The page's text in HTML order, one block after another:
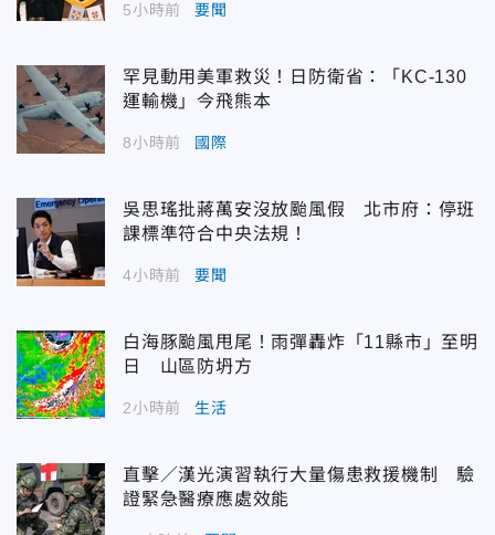
5小時前 要聞
罕見動用美軍救災！日防衛省：「KC-130
運輸機」今飛熊本
8小時前 國際
吳思瑤批蔣萬安沒放颱風假 北市府：停班
課標準符合中央法規！
4小時前 要聞
白海豚颱風甩尾！雨彈轟炸「11縣市」至明
日 山區防坍方
2小時前 生活
直擊／漢光演習執行大量傷患救援機制 驗
證緊急醫療應處效能